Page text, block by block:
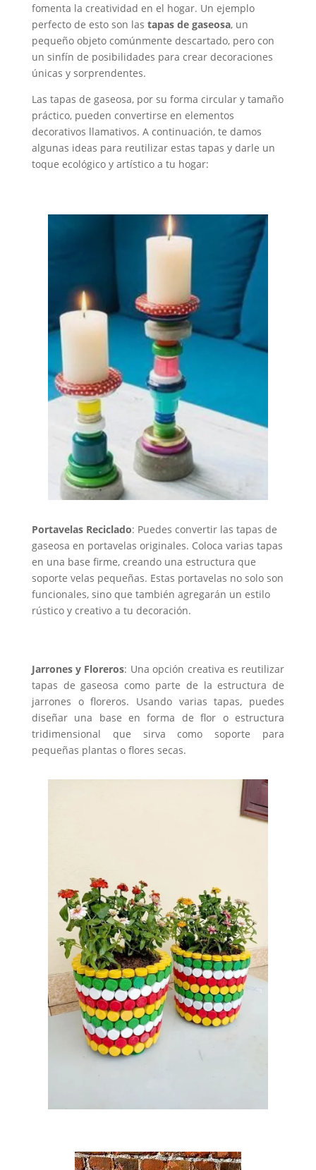
fomenta la creatividad en el hogar. Un ejemplo
perfecto de esto son las tapas de gaseosa, un
pequeño objeto comúnmente descartado, pero con
un sinfín de posibilidades para crear decoraciones
únicas y sorprendentes.
Las tapas de gaseosa, por su forma circular y tamaño
práctico, pueden convertirse en elementos
decorativos llamativos. A continuación, te damos
algunas ideas para reutilizar estas tapas y darle un
toque ecológico y artístico a tu hogar:
Portavelas Reciclado: Puedes convertir las tapas de
gaseosa en portavelas originales. Coloca varias tapas
en una base firme, creando una estructura que
soporte velas pequeñas. Estas portavelas no solo son
funcionales, sino que también agregarán un estilo
rústico y creativo a tu decoración.
Jarrones y Floreros: Una opción creativa es reutilizar
tapas de gaseosa como parte de la estructura de
jarrones o floreros. Usando varias tapas, puedes
diseñar una base en forma de flor o estructura
tridimensional que sirva como soporte para
pequeñas plantas o flores secas.